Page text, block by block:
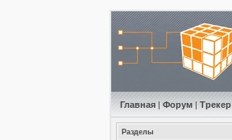
Главная |Форум |Трекер
Разделы